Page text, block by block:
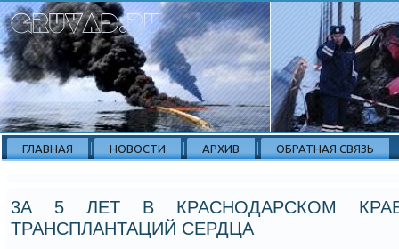
ГЛАВНАЯ НОВОСТИ АРХИВ ОБРАТНАЯ СВЯЗЬ
3А 5 ЛЕТ В КРАСНОДАРСКОМ
ТРАНСПЛАНТАЦИЙ СЕРДЦА